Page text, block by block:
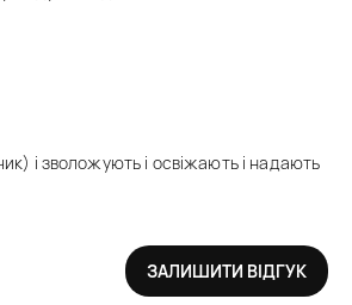
і зволожують і освіжають і надають
ЗАЛИШИТИ ВІДГУК